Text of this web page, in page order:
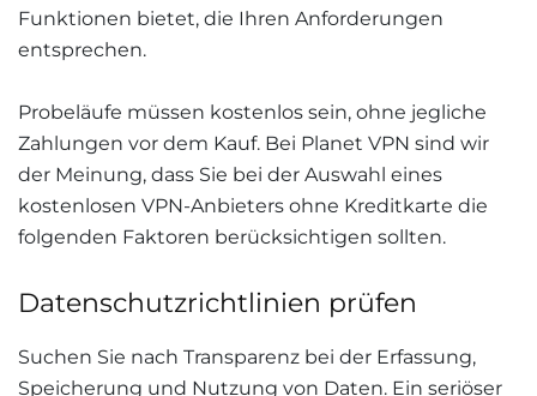
Funktionen bietet, die Ihren Anforderungen
entsprechen.
Probeläufe müssen kostenlos sein, ohne jegliche
Zahlungen vor dem Kauf. Bei Planet VPN sind wir
der Meinung, dass Sie bei der Auswahl eines
kostenlosen VPN-Anbieters ohne Kreditkarte die
folgenden Faktoren berücksichtigen sollten.
Datenschutzrichtlinien prüfen
Suchen Sie nach Transparenz bei der Erfassung,
Speicherung und Nutzung von Daten. Ein seriöser